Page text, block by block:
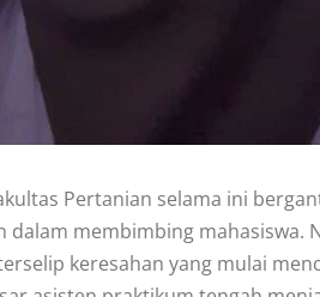
Pertanian selama ini
membimbing mahasiswa.
keresahan yang mulai